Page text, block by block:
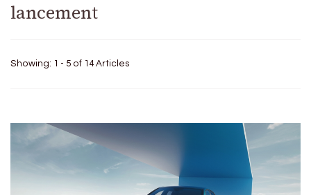
lancement
Showing: 1 - 5 of 14 Articles